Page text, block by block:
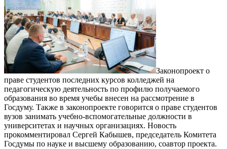
Законопроект о
праве студентов последних курсов колледжей на
педагогическую деятельность по профилю получаемого
образования во время учебы внесен на рассмотрение в
Госдуму. Также в законопроекте говорится о праве студентов
вузов занимать учебно-вспомогательные должности в
университетах и научных организациях. Новость
прокомментировал Сергей Кабышев, председатель Комитета
Госдумы по науке и высшему образованию, соавтор проекта.